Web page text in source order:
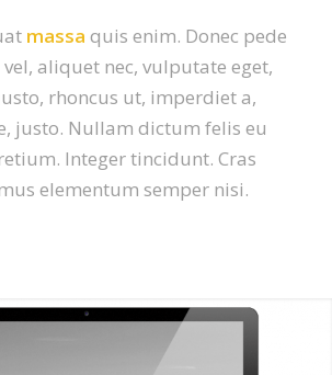
massa quis enim. Donec pede
aliquet nec, vulputate eget,
rhoncus ut, imperdiet a,
justo. Nullam dictum felis eu
Integer tincidunt. Cras
elementum semper nisi.